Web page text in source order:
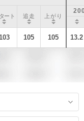
ート 追走 上がり
105 105 13.2